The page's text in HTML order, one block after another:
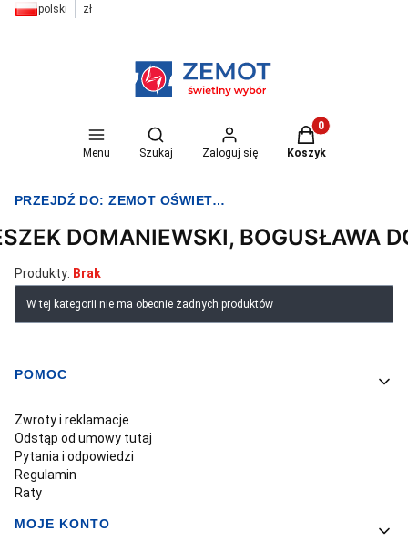
polski zł
Menu
Otwórz wyszukiwarkę
Szukaj Zaloguj się
Produkty w
Koszyk
PRZEJDŹ DO:ZEMOT OŚWIETLENIE I ELEKTRYKA
DOMANIEWSKI, BOGUSŁAWA
Produkty: Brak
Lista produktów
W tej kategorii nie ma obecnie żadnych produktów
Linki w stopce
POMOC
Zwroty i reklamacje
Odstąp od umowy tutaj
Pytania i odpowiedzi
Regulamin
Raty
MOJE KONTO